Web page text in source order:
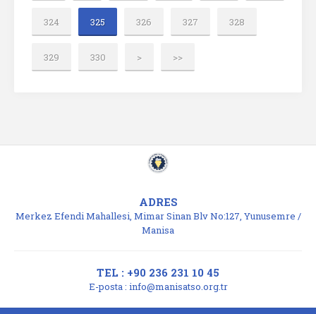
324 325 326 327 328
329 330 > >>
ADRES
Merkez Efendi Mahallesi, Mimar Sinan Blv No:127, Yunusemre /
Manisa
TEL : +90 236 231 10 45
E-posta : info@manisatso.org.tr